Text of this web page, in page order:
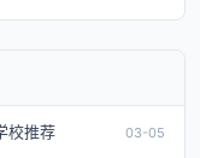
校推荐 03-05